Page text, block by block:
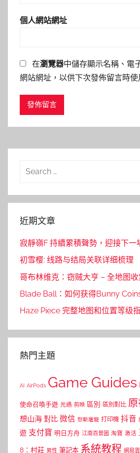
個人網站網址
在瀏覽器中儲存顯示名稱、電
網站網址，以供下次發佈留言時使
Search
近期文章
寂靜嶺F 持續累積聲勢，迎接下一
初雪樱: 线路与结局关联详细梳理
哥布林维克：窃贼大亨 – 全地图
Blade Ball：如何获得Bunny
Haze Piece 完整地图和位置等级
熱門主題
AI AirPods Game Guides
使命召喚手遊 光遇 剪映 區別 區別對比
想山海 對比 微信 怒斬屠龍 打印機 抖音
遊 支付寶 明日方舟 江南百景圖 淘寶 激活
8：村莊 男性 筆記本 系統教程 網易